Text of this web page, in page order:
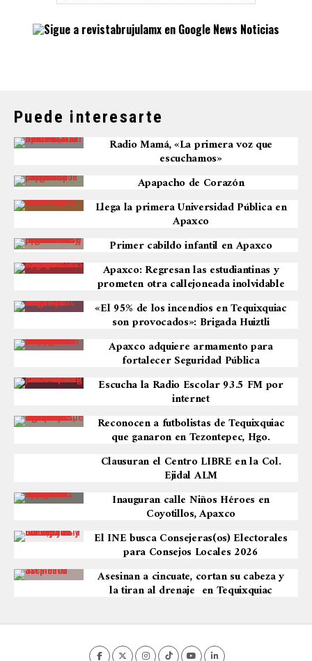
Puede interesarte
Radio Mamá, «La primera voz que
escuchamos»
Apapacho de Corazón
Llega la primera Universidad Pública en
Apaxco
Primer cabildo infantil en Apaxco
Apaxco: Regresan las estudiantinas y
prometen otra callejoneada inolvidable
«El 95% de los incendios en Tequixquiac
son provocados»: Brigada Huiztli
Apaxco adquiere armamento para
fortalecer Seguridad Pública
Escucha la Radio Escolar 93.5 FM por
internet
Reconocen a futbolistas de Tequixquiac
que ganaron en Tezontepec, Hgo.
Clausuran el Centro LIBRE en la Col.
Ejidal ALM
Inauguran calle Niños Héroes en
Coyotillos, Apaxco
El INE busca Consejeras(os) Electorales
para Consejos Locales 2026
Asesinan a cincuate, cortan su cabeza y
la tiran al drenaje en Tequixquiac